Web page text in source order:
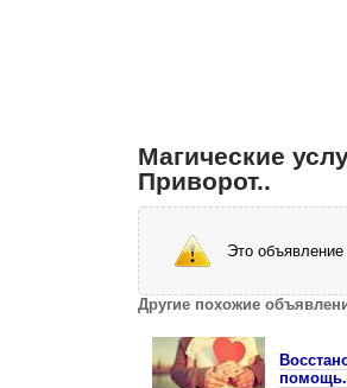
Магические
Приворот..
Это
Другие похожие
помощь.